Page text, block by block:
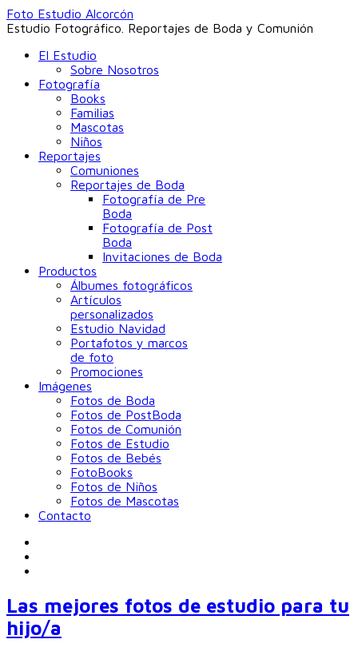
Foto Estudio Alcorcón
Estudio Fotográfico. Reportajes de Boda y Comunión
El Estudio
Sobre Nosotros
Fotografía
Books
Familias
Mascotas
Niños
Reportajes
Comuniones
Reportajes de Boda
Fotografía de Pre
Boda
Fotografía de Post
Boda
Invitaciones de Boda
Productos
Álbumes fotográficos
Artículos
personalizados
Estudio Navidad
Portafotos y marcos
de foto
Promociones
Imágenes
Fotos de Boda
Fotos de PostBoda
Fotos de Comunión
Fotos de Estudio
Fotos de Bebés
FotoBooks
Fotos de Niños
Fotos de Mascotas
Contacto
Las mejores fotos de estudio para tu
hijo/a